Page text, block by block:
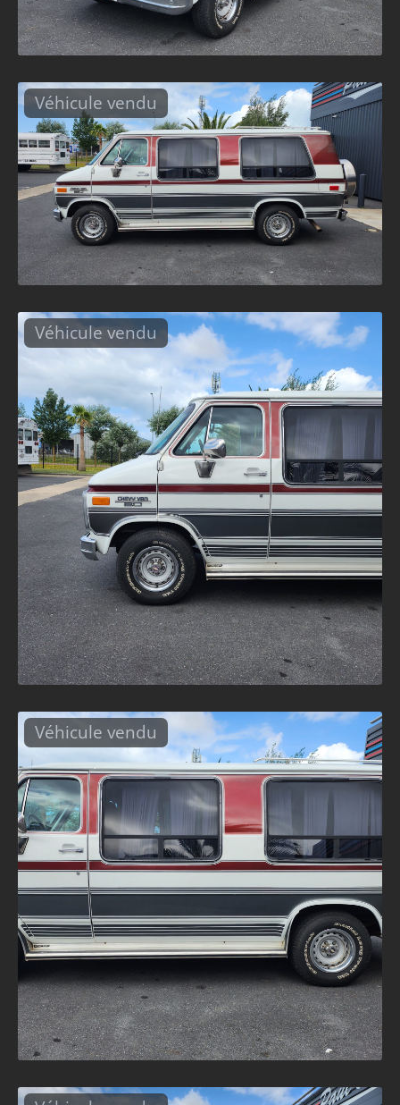
Véhicule vendu
Véhicule vendu
Véhicule vendu